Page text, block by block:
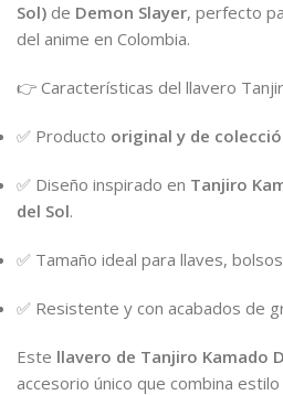
Sol) de Demon Slayer, perfecto
del anime en Colombia.
👉 Características del llavero
✅ Producto original y de
✅ Diseño inspirado en Tanjiro
del Sol.
✅ Tamaño ideal para llaves,
✅ Resistente y con acabados de
Este llavero de Tanjiro Kamado
accesorio único que combina